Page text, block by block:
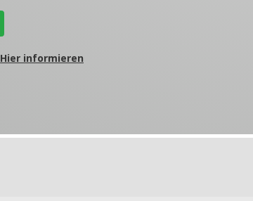
Hier informieren